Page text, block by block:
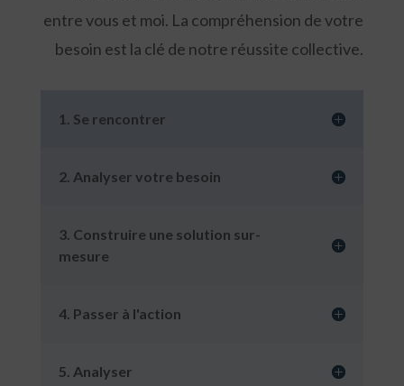
entre vous et moi. La compréhension de votre
besoin est la clé de notre réussite collective.
1. Se rencontrer
2. Analyser votre besoin
3. Construire une solution sur-
mesure
4. Passer à l'action
5. Analyser